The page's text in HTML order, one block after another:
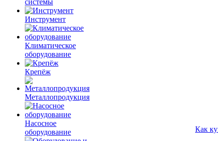
системы
Инструмент
Климатическое
оборудование
Крепёж
Металлопродукция
Насосное
оборудование
Как